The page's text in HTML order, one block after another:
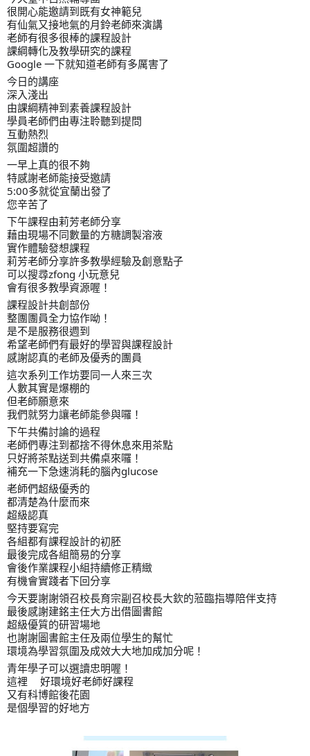
很開心能邀請到既有女神範兒
有仙氣又接地氣的月鈴老師來演講
老師有很多很棒的課程設計
課綱轉化及教學研究的課程
Google 一下就知道老師有多厲害了
今日的講座
深入淺出
由課綱精神到素養課程設計
學員老師們由專注聆聽到提問
互動熱烈
氛圍超讚的
一早上真的很不夠
特感謝老師能接受邀請
5:00多就從宜蘭出發了
您辛苦了
下午課程由莉芳老師分享
藉由現場不同數量的方糖調製溶液
實作體驗發想課程
莉芳老師分享許多教學經驗及創意點子
可以搜尋zfong 小玩意兒
會有很多教學資源喔！
課程設計共創部份
整團團員全力協作呦！
是不是服務很週到
希望老師們有最好的學習與課程設計
感謝認真的老師及優秀的團員
這次系列工作坊要同一人來三次
人數其實是爆棚的
但老師願意來
我們就努力讓老師能參與囉！
下午共備討論的過程
老師們專注到都捨不得休息來用茶點
只好將茶點送到共備桌來囉！
補充一下急速消耗的腦內glucose
老師們超級優秀的
都清楚為什麼而來
超級認真
堅持要寫完
各組都有課程設計的初胚
最後完成各組簡易的分享
會後作業課程小組持續修正精緻
有機會實踐者下回分享
今天要謝謝領召校長育宗副召校長大欽的蒞臨指導陪伴支持
最後感謝建銘主任大方出借圖書館
超級優質的研習場地
也謝謝圖書館主任及兩位學生的幫忙
環境為學習氛圍及成效大大地加成加分呢！
青年學子可以選讀忠明喔！
這裡
好環境好老師好課程
又有科博館後花園
是個學習的好地方